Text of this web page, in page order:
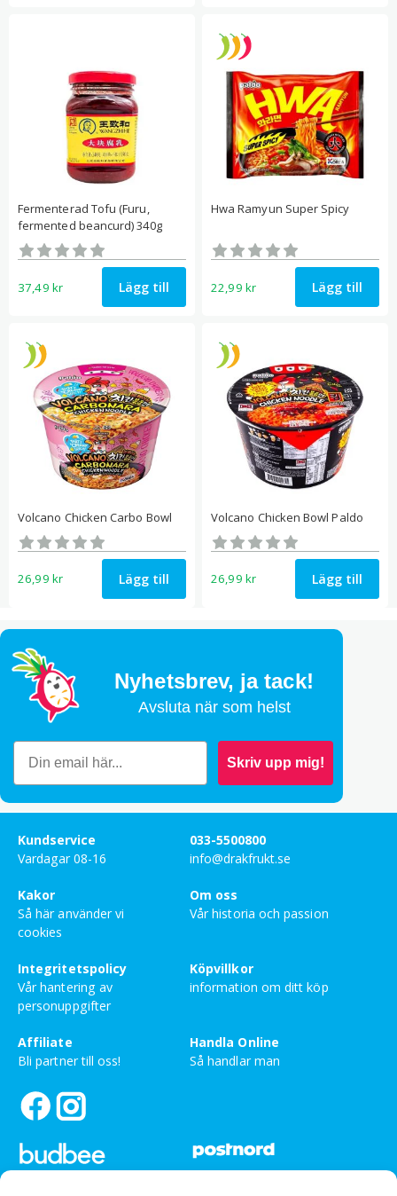
Fermenterad Tofu (Furu,
fermented beancurd) 340g
Betygsatt
0
av 5
37,49 kr Lägg till
Hwa Ramyun Super Spicy
Betygsatt
0
av 5
22,99 kr Lägg till
Volcano Chicken Carbo Bowl
Betygsatt
0
av 5
26,99 kr Lägg till
Volcano Chicken Bowl Paldo
Betygsatt
0
av 5
26,99 kr Lägg till
Nyhetsbrev, ja tack!
Avsluta när som helst
Skriv upp mig!
Kundservice
Vardagar 08-16
033-5500800
info@drakfrukt.se
Kakor
Så här använder vi
cookies
Om oss
Vår historia och passion
Integritetspolicy
Vår hantering av
personuppgifter
Köpvillkor
information om ditt köp
Affiliate
Bli partner till oss!
Handla Online
Så handlar man